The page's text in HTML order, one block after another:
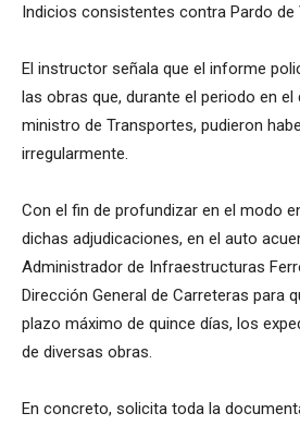
Indicios consistentes contra Pardo de
El instructor señala que el informe
las obras que, durante el periodo en
ministro de Transportes, pudieron
irregularmente.
Con el fin de profundizar en el modo
dichas adjudicaciones, en el auto
Administrador de Infraestructuras
Dirección General de Carreteras para
plazo máximo de quince días, los
de diversas obras.
En concreto, solicita toda la